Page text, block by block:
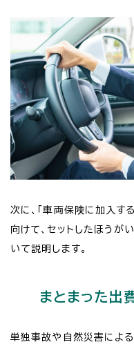
次に、「車両保険に加入す
向けて、セットしたほうが
いて説明します。
まとまった出
単独事故や自然災害による